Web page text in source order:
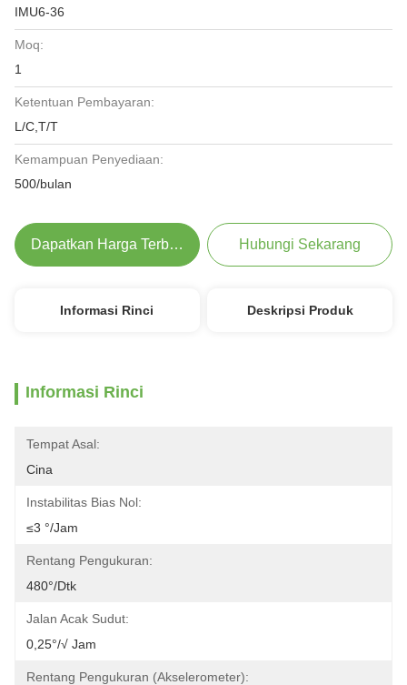
IMU6-36
Moq:
1
Ketentuan Pembayaran:
L/C,T/T
Kemampuan Penyediaan:
500/bulan
Dapatkan Harga Terbaik Hubungi Sekarang
Informasi Rinci Deskripsi Produk
Informasi Rinci
Tempat Asal:
Cina
Instabilitas Bias Nol:
≤3 °/jam
Rentang Pengukuran:
480°/dtk
Jalan Acak Sudut:
0,25°/√ Jam
Rentang Pengukuran (Akselerometer):